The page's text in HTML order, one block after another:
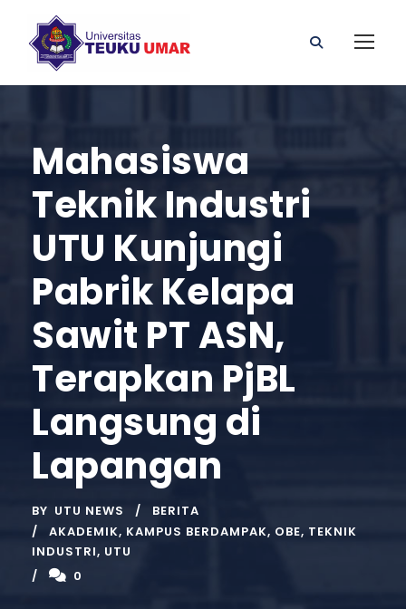
Mahasiswa
Teknik Industri
UTU Kunjungi
Pabrik Kelapa
Sawit PT ASN,
Terapkan PjBL
Langsung di
Lapangan
BY UTU NEWS
BERITA
AKADEMIK, KAMPUS BERDAMPAK, OBE, TEKNIK
INDUSTRI, UTU
0